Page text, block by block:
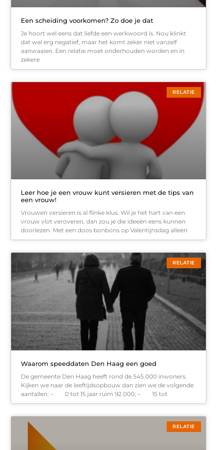
Een scheiding voorkomen? Zo doe je dat
Je hoort wel eens dat liefde een werkwoord is. Nou klinkt
dat wel erg negatief, maar het komt zeker niet vanzelf
aanwaaien. Een relatie moet onderhouden worden en in
zekere
RELATIE
Leer hoe je een vrouw kunt versieren met de tips van
een vrouw!
Vrouwen versieren is al flinke klus. Wil je het hart van een
vrouw vlot veroveren, dan zou je die ideeën eens kunnen
doorlezen. Met een doos bonbons op Valentijnsdag alleen
RELATIE
Waarom speeddaten Den Haag een goed
De gemeente Den Haag heeft rond de 545.000 inwoners.
Kijken we naar de leeftijdsopbouw dan zien we de volgende
aantallen: – 0 tot 15 jaar ruim 92.000; – 15 tot
RELATIE